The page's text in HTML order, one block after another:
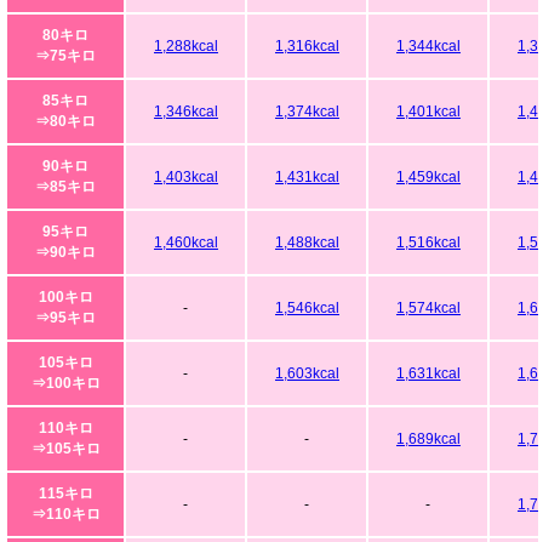
80キロ
⇒75キロ
1,288kcal 1,316kcal 1,344kcal
85キロ
⇒80キロ
1,346kcal 1,374kcal 1,401kcal
90キロ
⇒85キロ
1,403kcal 1,431kcal 1,459kcal
95キロ
⇒90キロ
1,460kcal 1,488kcal 1,516kcal
100キロ
⇒95キロ
- 1,546kcal 1,574kcal
105キロ
⇒100キロ
- 1,603kcal 1,631kcal
110キロ
⇒105キロ
- - 1,689kcal
115キロ
⇒110キロ
- - -